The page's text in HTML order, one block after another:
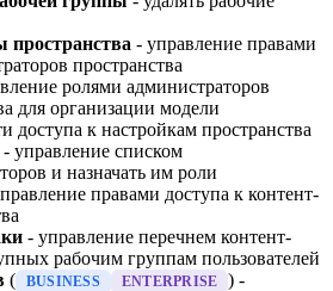
пространства - управление правами
пространства
ролями администраторов
для организации модели
доступа к настройкам пространства
- управление списком
и назначать им роли
правами доступа к контент-
- управление перечнем контент-
рабочим группам пользователей
( BUSINESS ENTERPRISE
) -